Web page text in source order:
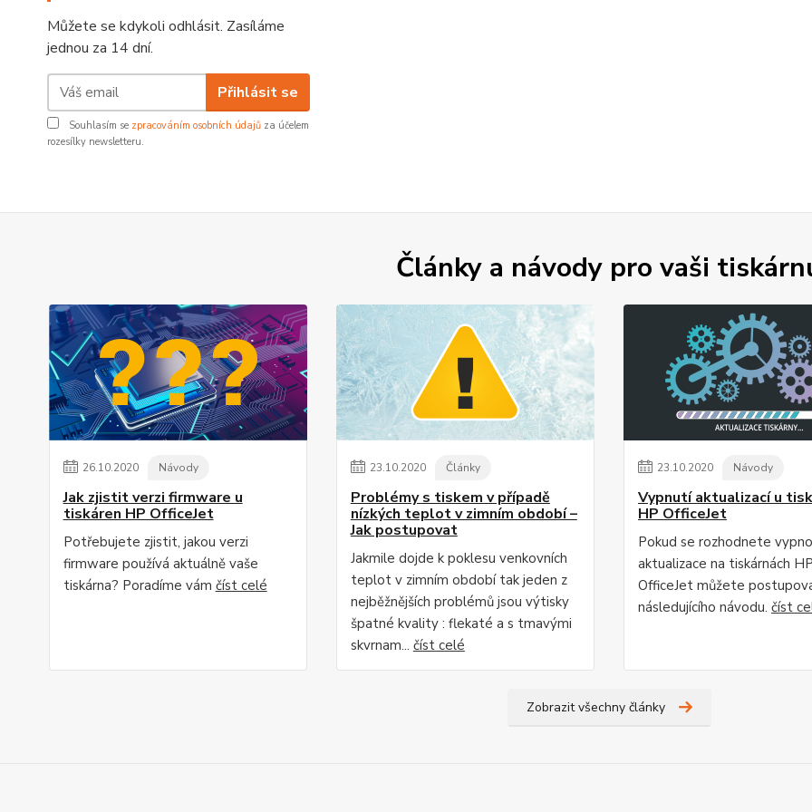
Můžete se kdykoli odhlásit. Zasíláme
jednou za 14 dní.
Přihlásit se
Souhlasím se zpracováním osobních údajů za účelem
rozesílky newsletteru.
Články a návody pro vaši
26.10.2020 Návody
Jak zjistit verzi firmware u
tiskáren HP OfficeJet
Potřebujete zjistit, jakou verzi
firmware používá aktuálně vaše
tiskárna? Poradíme vám číst celé
23.10.2020 Články
Problémy s tiskem v případě
nízkých teplot v zimním období –
Jak postupovat
Jakmile dojde k poklesu venkovních
teplot v zimním období tak jeden z
nejběžnějších problémů jsou výtisky
špatné kvality : flekaté a s tmavými
skvrnam... číst celé
23.10.2020 Návody
Vypnutí aktualizací u
HP OfficeJet
Pokud se rozhodnete
aktualizace na tiskárnách
OfficeJet můžete
následujícího návodu. číst
Zobrazit všechny články